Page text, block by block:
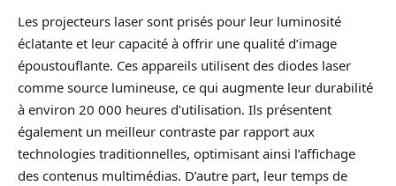
Les projecteurs laser sont prisés pour leur luminosité
éclatante et leur capacité à offrir une qualité d’image
époustouflante. Ces appareils utilisent des diodes laser
comme source lumineuse, ce qui augmente leur durabilité
à environ 20 000 heures d’utilisation. Ils présentent
également un meilleur contraste par rapport aux
technologies traditionnelles, optimisant ainsi l’affichage
des contenus multimédias. D’autre part, leur temps de